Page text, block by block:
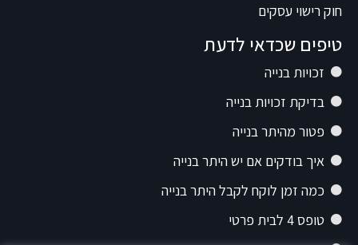
חוק רישוי עסקים
טיפים שכדאי לדעת
זכויות בנייה
בדיקת זכויות בנייה
פטור מהיתר בנייה
איך בודקים אם יש היתר בנייה
כמה זמן לוקח לקבל היתר בנייה
טופס 4 לבית פרטי